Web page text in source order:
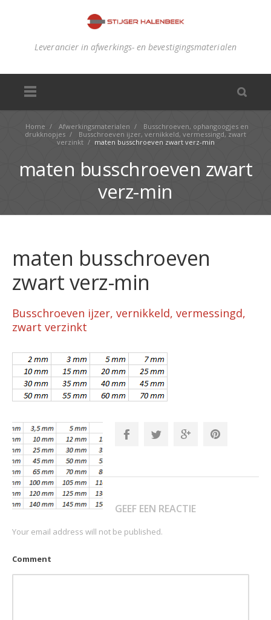
Leverancier in afwerkings- en bevestigingsmaterialen
Home / Afwerkingsmaterialen /
Busschroeven, ophangoogjes en
drukknopjes /
Busschroeven ijzer, vernikkeld, vermessingd, zwart
verzinkt / maten busschroeven zwart verz-min
maten busschroeven zwart
verz-min
maten busschroeven
zwart verz-min
Busschroeven ijzer, vernikkeld, vermessingd,
zwart verzinkt
GEEF EEN REACTIE
Your email address will not be published.
Comment